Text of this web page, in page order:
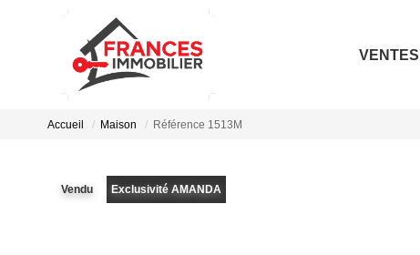
VENTES
Accueil Maison Référence 1513M
Vendu Exclusivité AMANDA